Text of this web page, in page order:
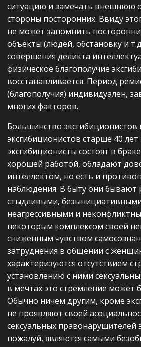
ситуацию и замечать внешнюю
стороны посторонних. Ввиду
не может запомнить
объекты (людей, обстановку и
совершения деликта
физическое благополучие
восстанавливается. Период
(благополучия) индивидуален,
многих факторов.
Большинство
эксгибиционистов старше 40
эксгибиционисты состоят в
хорошей работой, обладают
интеллектом, но есть и
наблюдения. В быту они бывают
стыдливыми,
неагрессивными и
некоторым комплексом своей
сниженным чувством
затруднения в общении с
характеризуются отсутствием
установлению с ними
в мечтах это стремление может
Обычно ничем другим, кроме
не проявляют своей
сексуальных правонарушителей
пожалуй, являются самыми